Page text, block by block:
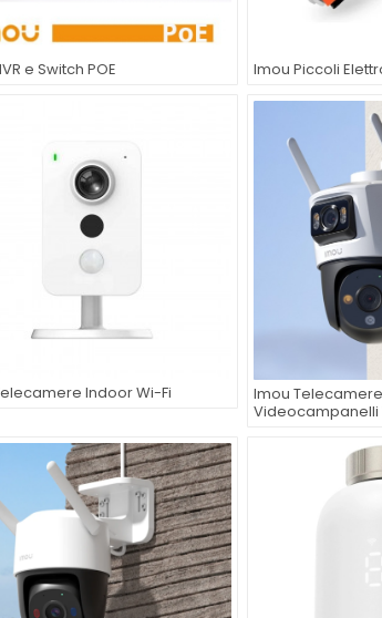
e Switch POE Imou Piccoli
Indoor Wi-Fi
Imou
Videocampanelli